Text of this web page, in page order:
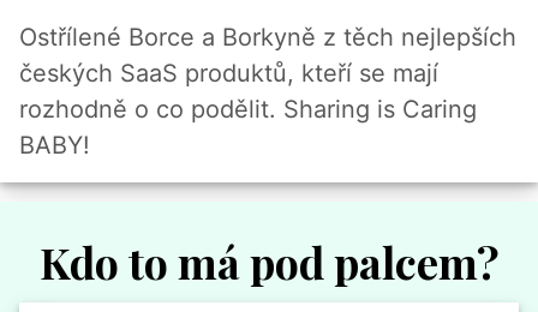
Ostřílené Borce a Borkyně z těch nejlepších
českých SaaS produktů, kteří se mají
rozhodně o co podělit. Sharing is Caring
BABY!
Kdoto mápod palcem?